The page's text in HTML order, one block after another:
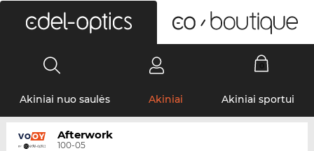
Akiniai nuo saulės Akiniai Akiniai sportui
Afterwork
100-05